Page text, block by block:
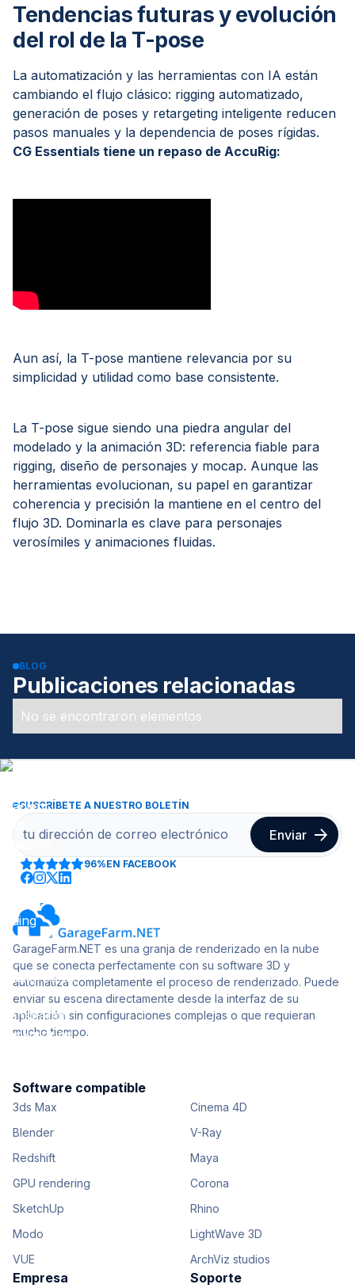
Tendencias futuras y evolución
del rol de la T-pose
La automatización y las herramientas con IA están
cambiando el flujo clásico: rigging automatizado,
generación de poses y retargeting inteligente reducen
pasos manuales y la dependencia de poses rígidas.
CG Essentials tiene un repaso de AccuRig:
Aun así, la T-pose mantiene relevancia por su
simplicidad y utilidad como base consistente.
La T-pose sigue siendo una piedra angular del
modelado y la animación 3D: referencia fiable para
rigging, diseño de personajes y mocap. Aunque las
herramientas evolucionan, su papel en garantizar
coherencia y precisión la mantiene en el centro del
flujo 3D. Dominarla es clave para personajes
verosímiles y animaciones fluidas.
BLOG
Publicaciones relacionadas
No se encontraron elementos
SUSCRÍBETE A NUESTRO BOLETÍN
96%EN FACEBOOK
GarageFarm.NET es una granja de renderizado en la nube
que se conecta perfectamente con su software 3D y
automatiza completamente el proceso de renderizado. Puede
enviar su escena directamente desde la interfaz de su
aplicación sin configuraciones complejas o que requieran
mucho tiempo.
Software compatible
3ds Max
Cinema 4D
Blender
V-Ray
Redshift
Maya
GPU rendering
Corona
SketchUp
Rhino
Modo
LightWave 3D
VUE
ArchViz studios
Empresa Soporte